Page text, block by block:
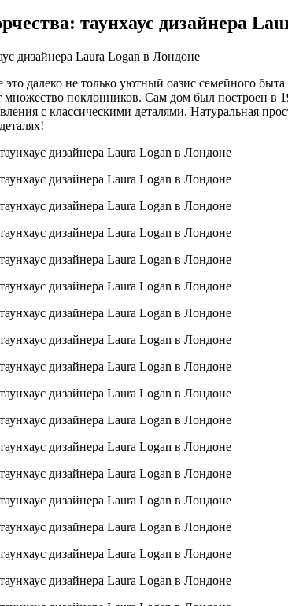
таунхаус дизайнера
далеко не только уютный оазис семейного
поклонников. Сам дом был построен в
с классическими деталями. Натуральная